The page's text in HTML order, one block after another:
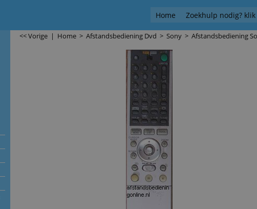
Home Zoekhulp nodig?
<< Vorige | Home > Afstandsbediening Dvd > Sony > Afstandsbediening